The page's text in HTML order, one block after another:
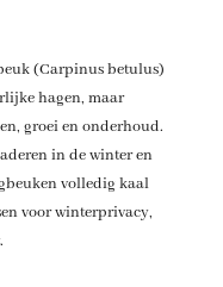
(Carpinus betulus)
hagen, maar
groei en onderhoud.
in de winter en
volledig kaal
voor winterprivacy,